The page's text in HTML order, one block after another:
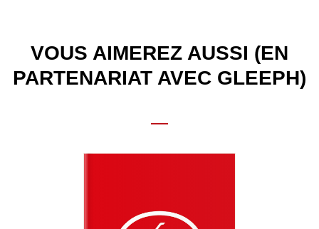
VOUS AIMEREZ AUSSI (EN
PARTENARIAT AVEC GLEEPH)